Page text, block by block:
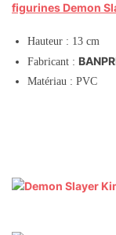
figurines Demon
Hauteur : 13 cm
Fabricant :
Matériau : PVC